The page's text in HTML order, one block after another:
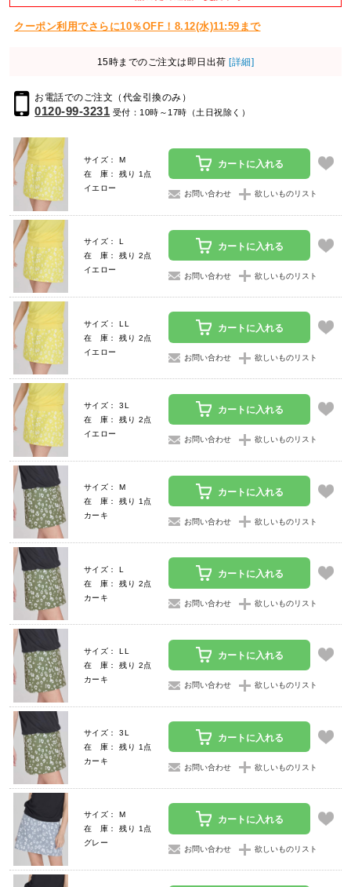
クーポン利用でさらに10％OFF！8.12(水)11:59まで
15時までのご注文は即日出荷 [詳細]
お電話でのご注文（代金引換のみ）
0120-99-3231 受付：10時～17時（土日祝除く）
サイズ： M
在 庫： 残り 1点
イエロー
カートに入れる
お問い合わせ 欲しいものリスト
サイズ： L
在 庫： 残り 2点
イエロー
カートに入れる
お問い合わせ 欲しいものリスト
サイズ： LL
在 庫： 残り 2点
イエロー
カートに入れる
お問い合わせ 欲しいものリスト
サイズ： 3L
在 庫： 残り 2点
イエロー
カートに入れる
お問い合わせ 欲しいものリスト
サイズ： M
在 庫： 残り 1点
カーキ
カートに入れる
お問い合わせ 欲しいものリスト
サイズ： L
在 庫： 残り 2点
カーキ
カートに入れる
お問い合わせ 欲しいものリスト
サイズ： LL
在 庫： 残り 2点
カーキ
カートに入れる
お問い合わせ 欲しいものリスト
サイズ： 3L
在 庫： 残り 1点
カーキ
カートに入れる
お問い合わせ 欲しいものリスト
サイズ： M
在 庫： 残り 1点
グレー
カートに入れる
お問い合わせ 欲しいものリスト